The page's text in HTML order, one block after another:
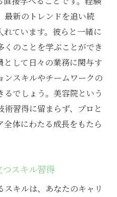
キャリアストーリー
から学ぶポイント
キャリアの幅
めのマインドセット
アチェンジの可能性
くための行動指針
最新のトレンドを追い続
れています。彼らと一緒に
のことを学ぶことができ
として日々の業務に関与す
ンスキルやチームワークの
でしょう。美容院という
習得に留まらず、プロと
全体にわたる成長をもたら
スキル習得
キルは、あなたのキャリ